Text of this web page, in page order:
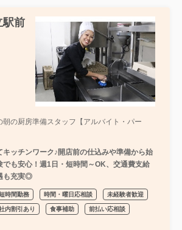
前
朝の厨房準備スタッフ【アルバイト・パー
キッチンワーク♪開店前の仕込みや準備から始
でも安心！週1日・短時間～OK、交通費支給
も充実◎
時間勤務 時間・曜日応相談 未経験者歓迎
内割引あり 食事補助 前払い応相談